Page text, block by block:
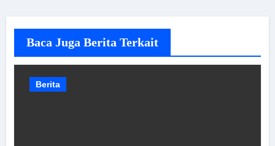
Baca Juga Berita Terkait
Berita